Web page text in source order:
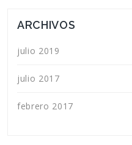
ARCHIVOS
julio 2019
julio 2017
febrero 2017